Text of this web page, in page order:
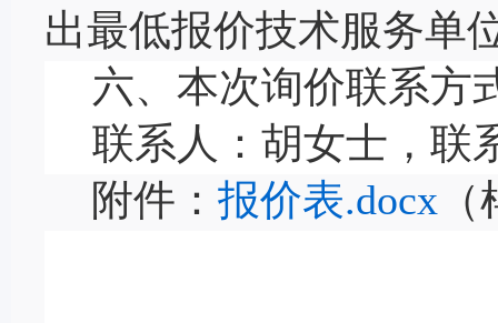
出最低报价技术服务单
六、 本次询价联系方
联系人： 胡女士 ，联
附件： 报价表.docx